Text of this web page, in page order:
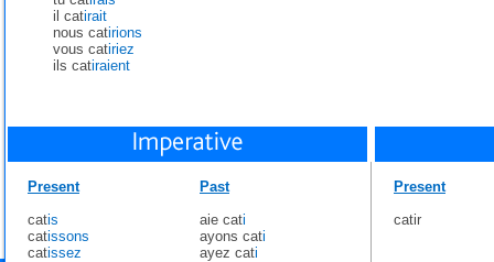
il catirait
nous catirions
vous catiriez
ils catiraient
Present
catis
catissons
catissez
Past
aie cati
ayons cati
ayez cati
Present
catir